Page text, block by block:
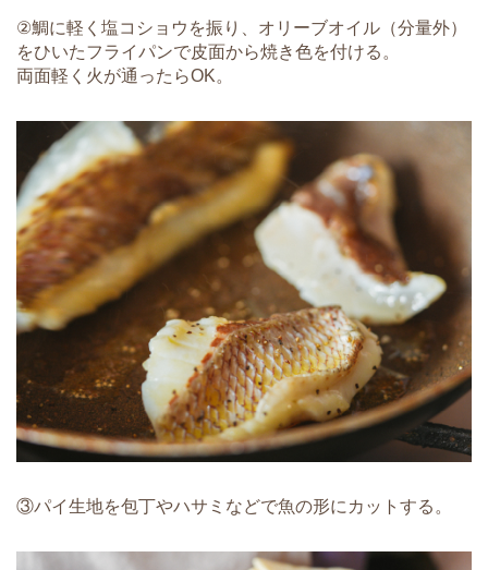
②鯛に軽く塩コショウを振り、オリーブオイル（分量外）
をひいたフライパンで皮面から焼き色を付ける。
両面軽く火が通ったらOK。
③パイ生地を包丁やハサミなどで魚の形にカットする。